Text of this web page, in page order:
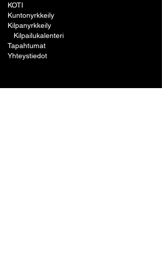
KOTI
Kuntonyrkkeily
Kilpanyrkkeily
Kilpailukalenteri
Tapahtumat
Yhteystiedot